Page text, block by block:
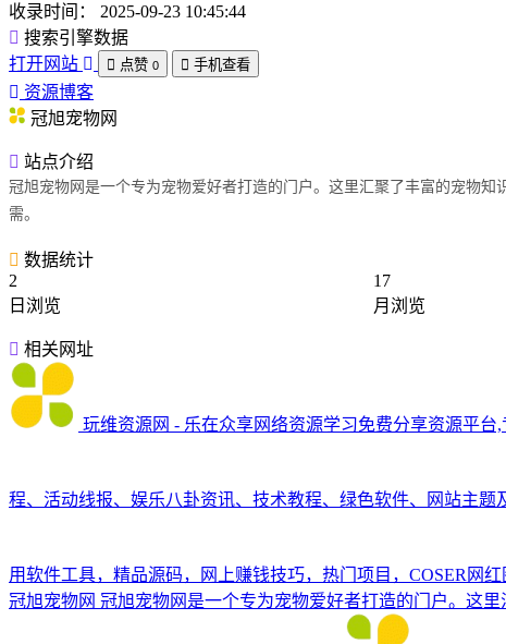
收录时间：
2025-09-23 10:45:44
搜索引擎数据
打开网站
点赞 0 手机查看
资源博客
冠旭宠物网
站点介绍
冠旭宠物网是一个专为宠物爱好者打造的门户。这里汇聚了丰富的宠物
需。
数据统计
2
日浏览
17
月浏览
相关网址
玩维资源网 - 乐在众享网络资源学习免费分享资源平台
程、活动线报、娱乐八卦资讯、技术教程、绿色软件、网站主题
用软件工具，精品源码，网上赚钱技巧，热门项目，COSER网
冠旭宠物网 冠旭宠物网是一个专为宠物爱好者打造的门户。这